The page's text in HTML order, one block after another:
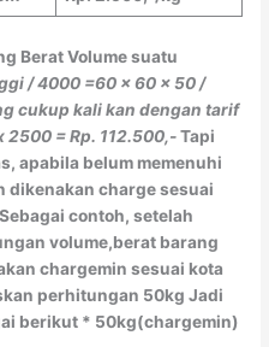
Berat Volume suatu
/ 4000 =60 x 60 x 50 /
cukup kali kan dengan tarif
2500 = Rp. 112.500,-Tapi
apabila belum memenuhi
dikenakan charge sesuai
contoh, setelah
volume,berat barang
chargemin sesuai kota
perhitungan 50kg Jadi
berikut * 50kg(chargemin)